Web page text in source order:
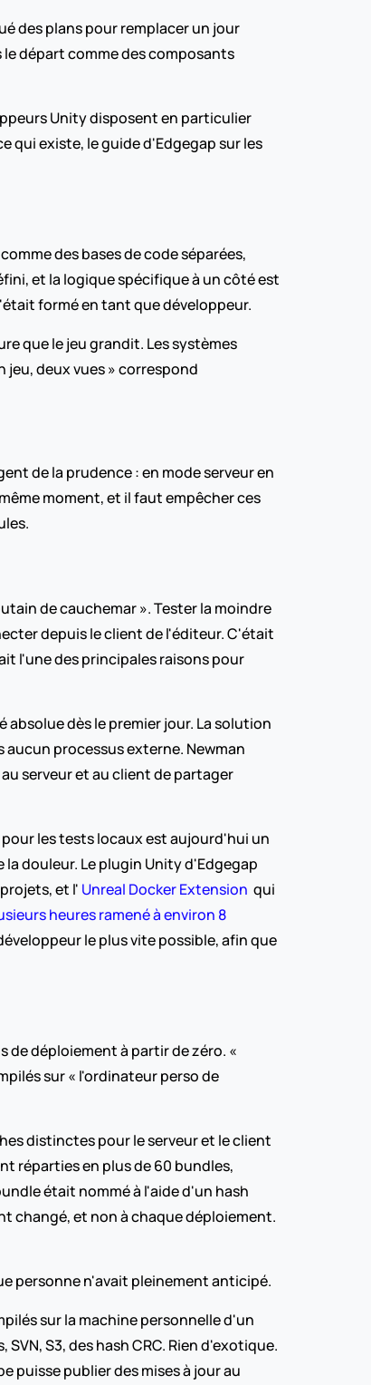
des plans pour remplacer un jour
le départ comme des composants
Unity disposent en particulier
qui existe, le guide d'Edgegap sur les
des bases de code séparées,
et la logique spécifique à un côté est
formé en tant que développeur.
que le jeu grandit. Les systèmes
deux vues » correspond
de la prudence : en mode serveur en
moment, et il faut empêcher ces
de cauchemar ». Tester la moindre
depuis le client de l'éditeur. C'était
l'une des principales raisons pour
dès le premier jour. La solution
aucun processus externe. Newman
serveur et au client de partager
les tests locaux est aujourd'hui un
douleur. Le plugin Unity d'Edgegap
et l' Unreal Docker Extension qui
heures ramené à environ 8
le plus vite possible, afin que
de déploiement à partir de zéro. «
sur « l'ordinateur perso de
distinctes pour le serveur et le client
réparties en plus de 60 bundles,
était nommé à l'aide d'un hash
changé, et non à chaque déploiement.
personne n'avait pleinement anticipé.
sur la machine personnelle d'un
S3, des hash CRC. Rien d'exotique.
puisse publier des mises à jour au